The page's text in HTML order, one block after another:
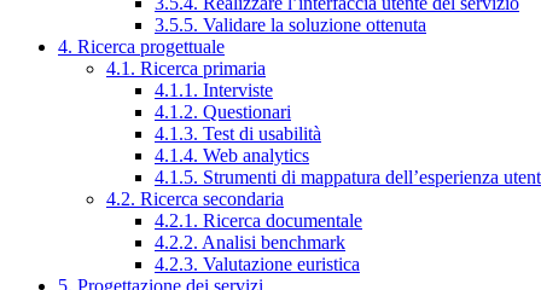
3.5.5. Validare la soluzione ottenuta
4. Ricerca progettuale
4.1. Ricerca primaria
4.1.1. Interviste
4.1.2. Questionari
4.1.3. Test di usabilità
4.1.4. Web analytics
4.1.5. Strumenti di mappatura dell’esperienza
4.2. Ricerca secondaria
4.2.1. Ricerca documentale
4.2.2. Analisi benchmark
4.2.3. Valutazione euristica
5. Progettazione dei servizi